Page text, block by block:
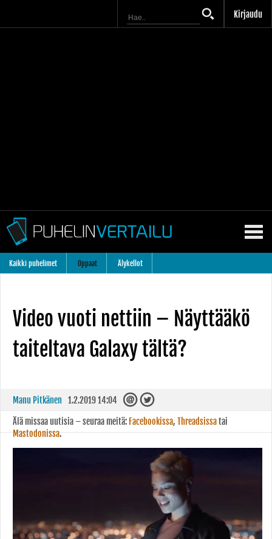
Kirjaudu
Kaikki puhelimet Oppaat Älykellot
Video vuoti nettiin – Näyttääkö
taiteltava Galaxy tältä?
Manu Pitkänen 1.2.2019 14:04
Älä missaa uutisia – seuraa meitä: Facebookissa, Threadsissatai
Mastodonissa.